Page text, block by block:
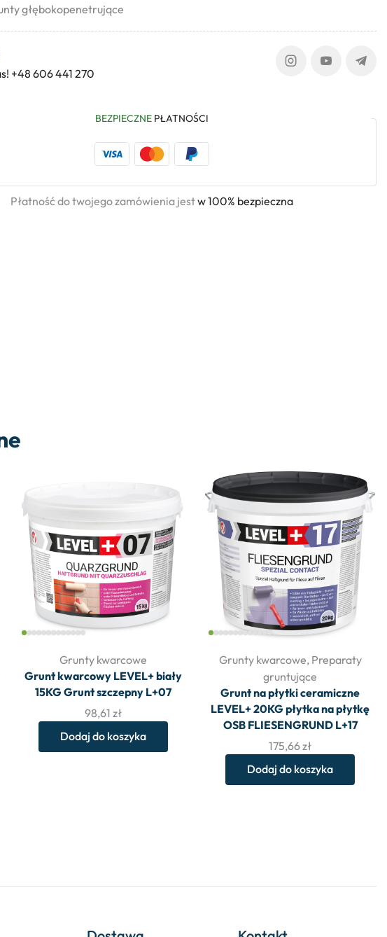
głębokopenetrujące
+48 606 441 270
BEZPIECZNE PŁATNOŚCI
Płatność do twojego zamówienia jestw 100% bezpieczna
Grunty kwarcowe
Grunt kwarcowy LEVEL+ biały
15KG Grunt szczepny L+07
98,61zł
Dodaj do koszyka
Grunty kwarcowe, Preparaty
gruntujące
Grunt na płytki ceramiczne
LEVEL+ 20KG płytka na płytkę
OSB FLIESENGRUND L+17
175,66zł
Dodaj do koszyka